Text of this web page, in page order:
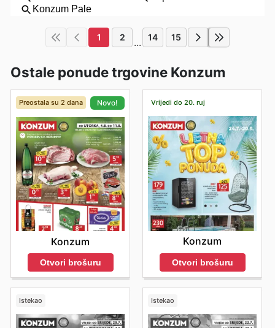
1 2 ... 14 15
Ostale ponude trgovine Konzum
Preostala su 2 dana Novo!
Konzum
Otvori brošuru
Vrijedi do 20. ruj
Konzum
Otvori brošuru
Istekao Istekao